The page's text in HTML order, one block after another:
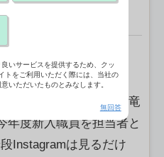
生会支部静岡県済生会
・広報課 課長 正木 竜
度新入職員を担当者と
Instagramは見るだけ
いサービスを提供するため、クッ
トをご利用いただく際には、当社の
いただいたものとみなします。
無回答